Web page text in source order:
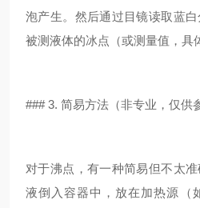
泡产生。然后通过目镜读取蓝
被测液体的冰点（或测量值，具
### 3. 简易方法（非专业，仅供
对于沸点，有一种简易但不太
液倒入容器中，放在加热源（